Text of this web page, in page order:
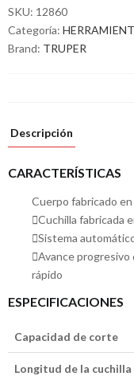
SKU: 12860
Categoría:
Brand: TRUPER
Descripción
CARACTERÍSTICAS
Cuerpo fabricado en
Cuchilla fabricada
Sistema
Avance progresivo
rápido
ESPECIFICACIONES
Capacidad de corte
Longitud de la cuchilla